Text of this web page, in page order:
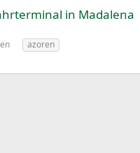
in Madalena
azoren